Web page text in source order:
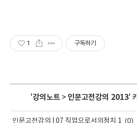
1 구독하기
'강의노트 > 인문고전강의 2013'
인문고전강의 | 07 직업으로서의정치 1 (0)